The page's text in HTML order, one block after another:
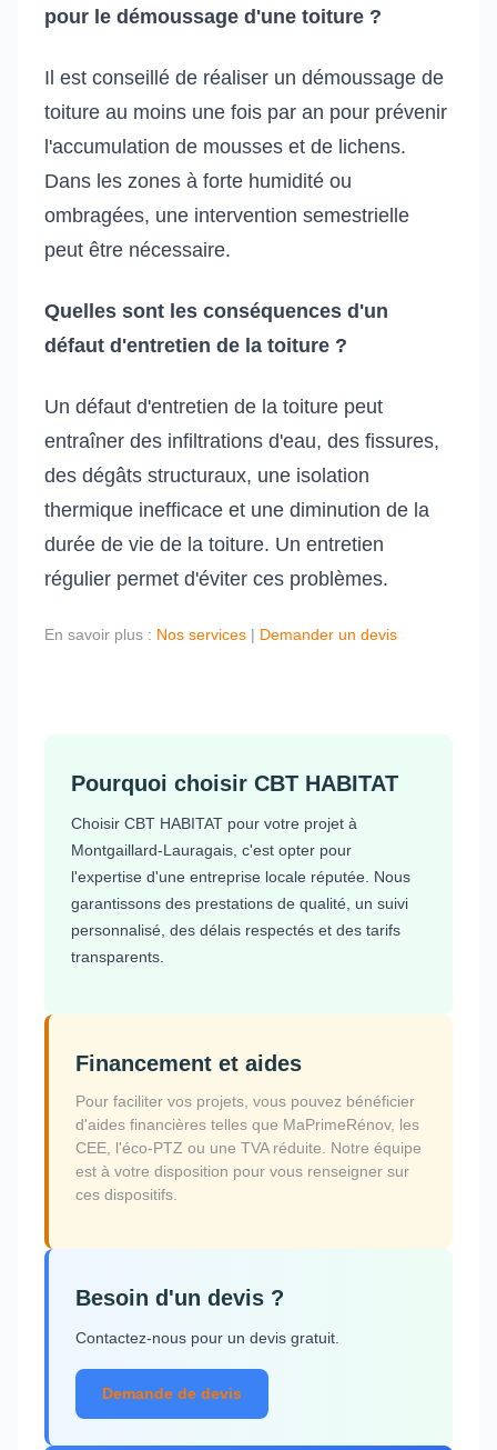
pour le démoussage d'une toiture ?
Il est conseillé de réaliser un démoussage de
toiture au moins une fois par an pour prévenir
l'accumulation de mousses et de lichens.
Dans les zones à forte humidité ou
ombragées, une intervention semestrielle
peut être nécessaire.
Quelles sont les conséquences d'un
défaut d'entretien de la toiture ?
Un défaut d'entretien de la toiture peut
entraîner des infiltrations d'eau, des fissures,
des dégâts structuraux, une isolation
thermique inefficace et une diminution de la
durée de vie de la toiture. Un entretien
régulier permet d'éviter ces problèmes.
En savoir plus : Nos services | Demander un devis
Pourquoi choisir CBT HABITAT
Choisir CBT HABITAT pour votre projet à
Montgaillard-Lauragais, c'est opter pour
l'expertise d'une entreprise locale réputée. Nous
garantissons des prestations de qualité, un suivi
personnalisé, des délais respectés et des tarifs
transparents.
Financement et aides
Pour faciliter vos projets, vous pouvez bénéficier
d'aides financières telles que MaPrimeRénov, les
CEE, l'éco-PTZ ou une TVA réduite. Notre équipe
est à votre disposition pour vous renseigner sur
ces dispositifs.
Besoin d'un devis ?
Contactez-nous pour un devis gratuit.
Demande de devis